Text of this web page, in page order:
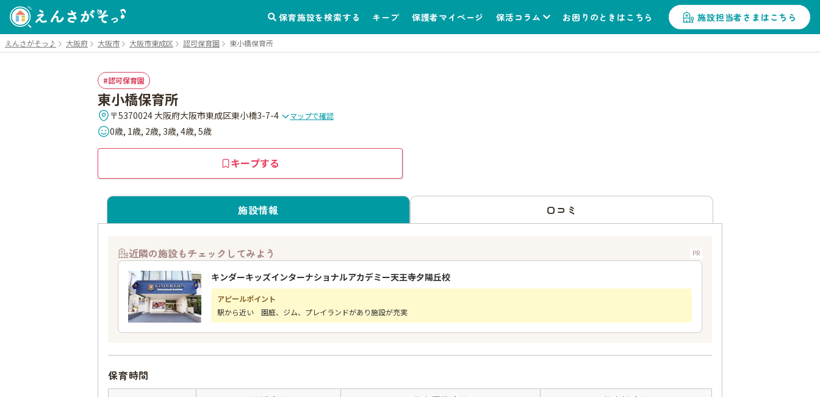
保育施設を検索する キープ 保護者マイページ 保活コラム お困りのときはこちら 施設担当者さまはこちら
えんさがそっ♪ 大阪府 大阪市 大阪市東成区 認可保育園 東小橋保育所
認可保育園
東小橋保育所
〒5370024 大阪府大阪市東成区東小橋3-7-4 マップで確認
0歳, 1歳, 2歳, 3歳, 4歳, 5歳
キープする
施設情報 口コミ
近隣の施設もチェックしてみよう PR
キンダーキッズインターナショナルアカデミー天王寺夕陽丘校
アピールポイント
駅から近い 園庭、ジム、プレイランドがあり施設が充実
保育時間